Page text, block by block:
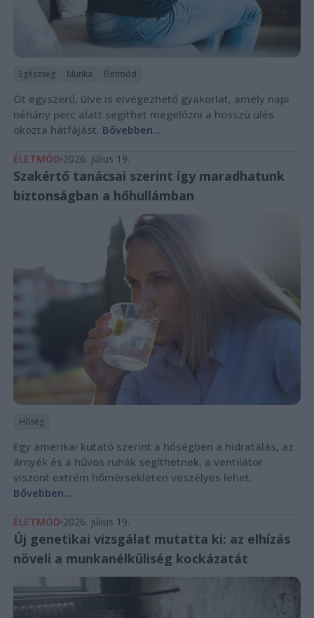
Egészség Munka Életmód
Öt egyszerű, ülve is elvégezhető gyakorlat, amely napi
néhány perc alatt segíthet megelőzni a hosszú ülés
okozta hátfájást. Bővebben...
ÉLETMÓD 2026. július 19.
Szakértő tanácsai szerint így maradhatunk
biztonságban a hőhullámban
Hőség
Egy amerikai kutató szerint a hőségben a hidratálás, az
árnyék és a hűvös ruhák segíthetnek, a ventilátor
viszont extrém hőmérsékleten veszélyes lehet.
Bővebben...
ÉLETMÓD 2026. július 19.
Új genetikai vizsgálat mutatta ki: az elhízás
növeli a munkanélküliség kockázatát